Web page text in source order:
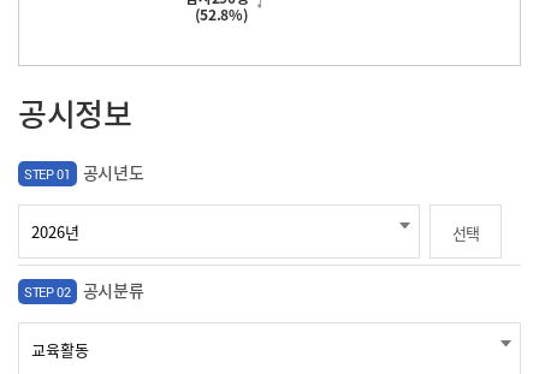
(52.8%)
공시정보
STEP 01 공시년도
선택
STEP 02 공시분류